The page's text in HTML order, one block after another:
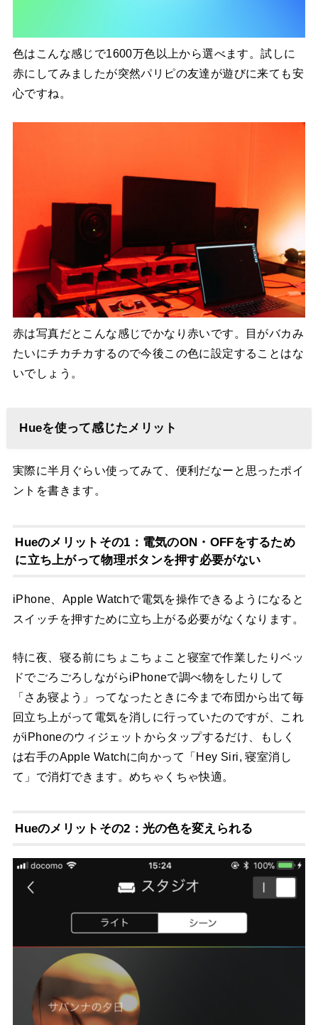
色はこんな感じで1600万色以上から選べます。試しに
赤にしてみましたが突然パリピの友達が遊びに来ても安
心ですね。
赤は写真だとこんな感じでかなり赤いです。目がバカみ
たいにチカチカするので今後この色に設定することはな
いでしょう。
Hueを使って感じたメリット
実際に半月ぐらい使ってみて、便利だなーと思ったポイ
ントを書きます。
Hueのメリットその1：電気のON・OFFをするため
に立ち上がって物理ボタンを押す必要がない
iPhone、Apple Watchで電気を操作できるようになると
スイッチを押すために立ち上がる必要がなくなります。
特に夜、寝る前にちょこちょこと寝室で作業したりベッ
ドでごろごろしながらiPhoneで調べ物をしたりして
「さあ寝よう」ってなったときに今まで布団から出て毎
回立ち上がって電気を消しに行っていたのですが、これ
がiPhoneのウィジェットからタップするだけ、もしく
は右手のApple Watchに向かって「Hey Siri, 寝室消し
て」で消灯できます。めちゃくちゃ快適。
Hueのメリットその2：光の色を変えられる